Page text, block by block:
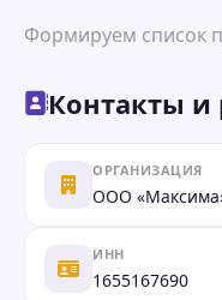
Формируем список
Контакты и
ОРГАНИЗАЦИЯ
ООО
ИНН
1655167690